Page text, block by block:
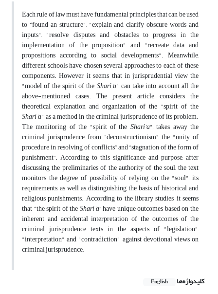
Each rule of law must have fundamental principles that can be used
to “found an structure", "explain and clarify obscure words and
inputs", "resolve disputes and obstacles to progress in the
implementation of the proposition", and "recreate data and
propositions according to social developments". Meanwhile,
different schools have chosen several approaches to each of these
components. However, it seems that in jurisprudential view the
"model of the spirit of theShari'a" can take into account all the
above-mentioned cases. The present article considers the
theoretical explanation and organization of the "spirit of the
Shari'a" as a method in the criminal jurisprudence of its problem.
The monitoring of the "spirit of the Shari'a", takes away the
criminal jurisprudence from “deconstructionism”, the "unity of
procedure in resolving of conflicts” and “stagnation of the form of
punishment”. According to this significance and purpose, after
discussing the preliminaries of the authority of the soul, the text
monitors the degree of possibility of relying on the "soul", its
requirements, as well as distinguishing the basis of historical and
religious punishments. According to the library studies, it seems
that “the spirit of theShari'a” have unique outcomes based on the
inherent and accidental interpretation of the outcomes of the
criminal jurisprudence texts in the aspects of "legislation",
"interpretation" and "contradiction" against devotional views on
criminal jurisprudence.
کلیدواژه‌ها English